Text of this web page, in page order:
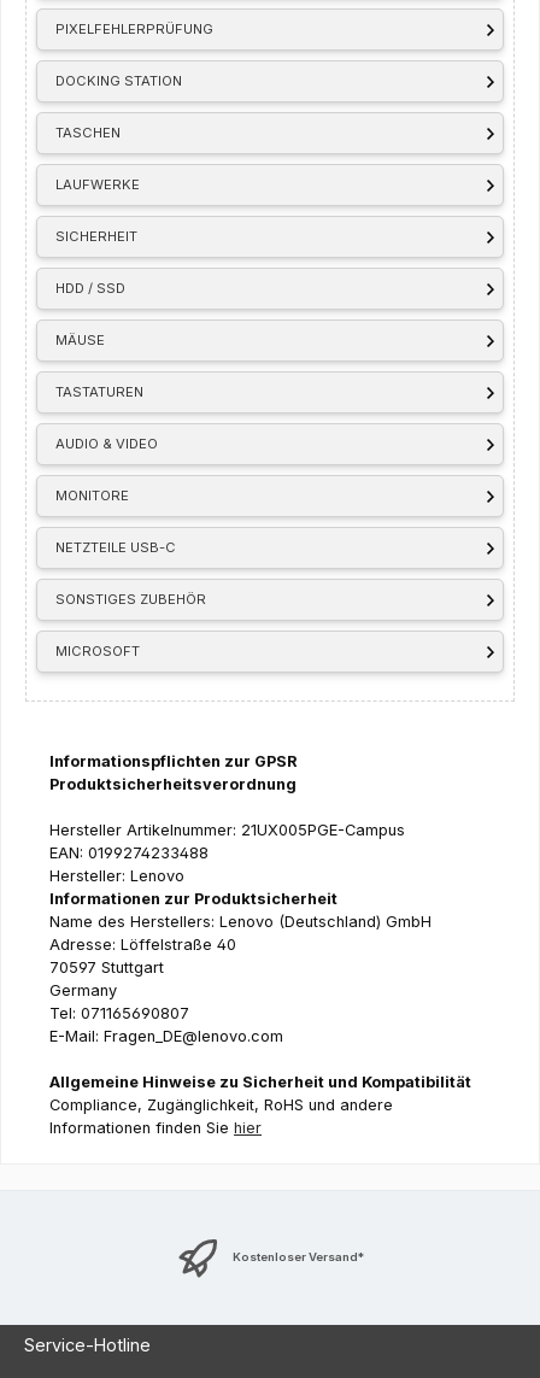
PIXELFEHLERPRÜFUNG
DOCKING STATION
TASCHEN
LAUFWERKE
SICHERHEIT
HDD / SSD
MÄUSE
TASTATUREN
AUDIO & VIDEO
MONITORE
NETZTEILE USB-C
SONSTIGES ZUBEHÖR
MICROSOFT
Informationspflichten zur GPSR
Produktsicherheitsverordnung
Hersteller Artikelnummer: 21UX005PGE-Campus
EAN: 0199274233488
Hersteller: Lenovo
Informationen zur Produktsicherheit
Name des Herstellers: Lenovo (Deutschland) GmbH
Adresse: Löffelstraße 40
70597 Stuttgart
Germany
Tel: 071165690807
E-Mail: Fragen_DE@lenovo.com
Allgemeine Hinweise zu Sicherheit und Kompatibilität
Compliance, Zugänglichkeit, RoHS und andere
Informationen finden Sie hier
Kostenloser Versand*
Service-Hotline